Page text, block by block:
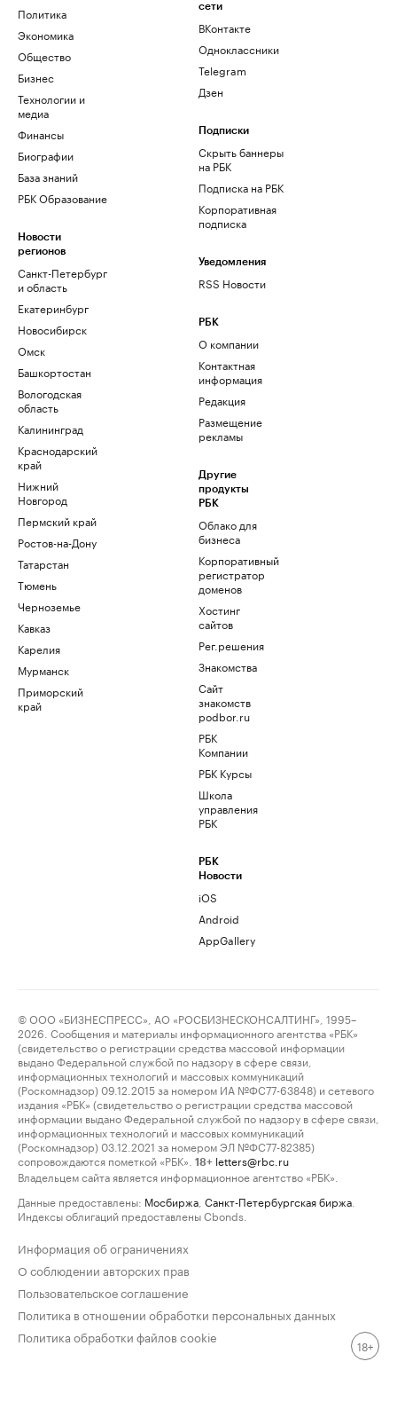
Политика
Экономика
Общество
Бизнес
Технологии и
медиа
Финансы
Биографии
База знаний
РБК Образование
Новости
регионов
Санкт-Петербург
и область
Екатеринбург
Новосибирск
Омск
Башкортостан
Вологодская
область
Калининград
Краснодарский
край
Нижний
Новгород
Пермский край
Ростов-на-Дону
Татарстан
Тюмень
Черноземье
Кавказ
Карелия
Мурманск
Приморский
край
сети
ВКонтакте
Одноклассники
Telegram
Дзен
Подписки
Скрыть баннеры
на РБК
Подписка на РБК
Корпоративная
подписка
Уведомления
RSS Новости
РБК
О компании
Контактная
информация
Редакция
Размещение
рекламы
Другие
продукты
РБК
Облако для
бизнеса
Корпоративный
регистратор
доменов
Хостинг
сайтов
Рег.решения
Знакомства
Сайт
знакомств
podbor.ru
РБК
Компании
РБК Курсы
Школа
управления
РБК
РБК
Новости
iOS
Android
AppGallery
© ООО «БИЗНЕСПРЕСС», АО «РОСБИЗНЕСКОНСАЛТИНГ», 1995–
2026. Сообщения и материалы информационного агентства «РБК»
(свидетельство о регистрации средства массовой информации
выдано Федеральной службой по надзору в сфере связи,
информационных технологий и массовых коммуникаций
(Роскомнадзор) 09.12.2015 за номером ИА №ФС77-63848) и сетевого
издания «РБК» (свидетельство о регистрации средства массовой
информации выдано Федеральной службой по надзору в сфере связи,
информационных технологий и массовых коммуникаций
(Роскомнадзор) 03.12.2021 за номером ЭЛ №ФС77-82385)
сопровождаются пометкой «РБК».
18+ letters@rbc.ru
Владельцем сайта является информационное агентство «РБК».
Данные предоставлены: Мосбиржа Санкт-Петербургская биржа
Индексы облигаций предоставлены Cbonds.
Информация об ограничениях
О соблюдении авторских прав
Пользовательское соглашение
Политика в отношении обработки персональных данных
Политика обработки файлов cookie
18+